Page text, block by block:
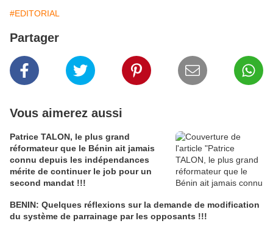
#EDITORIAL
Partager
Vous aimerez aussi
Patrice TALON, le plus grand
réformateur que le Bénin ait jamais
connu depuis les indépendances
mérite de continuer le job pour un
second mandat !!!
BENIN: Quelques réflexions sur la demande de modification
du système de parrainage par les opposants !!!